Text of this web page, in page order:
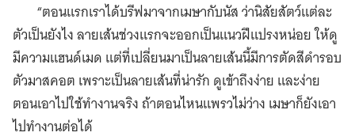
“ตอนแรกเราได้บรีฟมาจากเมษากับนัส ว่านิสัยสัตว์แต่ละ
ตัวเป็นยังไง ลายเส้นช่วงแรกจะออกเป็นแนวฝีแปรงหน่อย ให้ดู
มีความแฮนด์เมด แต่ที่เปลี่ยนมาเป็นลายเส้นนี้มีการตัดสีดำรอบ
ตัวมาสคอต เพราะเป็นลายเส้นที่น่ารัก ดูเข้าถึงง่าย และง่าย
ตอนเอาไปใช้ทำงานจริง ถ้าตอนไหนแพรวไม่ว่าง เมษาก็ยังเอา
ไปทำงานต่อได้